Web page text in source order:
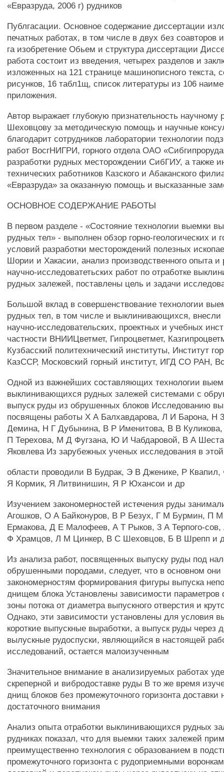
«Евразруда, 2006 г) рудников
Публгасации. Основное содержание диссертации
печатных работах, в том числе в двух без соавторов
га изобретение Обьем и структура диссертации
работа состоит из введения, четырех разделов и
изложенных на 121 странице машинописного текста,
рисунков, 16 табл1щ, список литературы из 106
приложения.
Автор выражает глубокую признательность
Шеховцову за методическую помощь и научные
благодарит сотрудников лаборатории технологии
работ ВосгНИГРИ, горного отдела ОАО
разработки рудных месторождении СибГИУ, а также
технических работников Казского и Абаканского
«Евразруда» за оказанную помощь и высказанные
ОСНОВНОЕ СОДЕРЖАНИЕ РАБОТЫ
В первом разделе - «Состояние технологии выемки
рудных тел» - выполнен обзор горно-геологических и
условий разработки месторождений полезных
Шории и Хакасии, анализ производственного опыта и
научно-исследоватетьских работ по отработке
рудных залежей, поставлены цель и задачи
Большой вклад в совершенствование технологии
рудных тел, в том числе и выклинивающихся, внесли
научно-исследовательских, проектных и учебных
частности ВНИИЦветмет, Гипроцветмет,
Кузбасский политехнический институты, Институт
КазССР, Московский горный институт, ИГД СО РАН,
Одной из важнейших составляющих технологии
выклинивающихся рудных залежей системами с
выпуск руды из обрушенных блоков Исследованию
посвящены работы X А Балхавдарова, Л И Барона, Н
Демина, Н Г Дубынина, В Р Именитова, В В
П Терехова, М Д Фугзана, Ю И Чабдаровой, В А
Яковлева Из зарубежных ученых исследования в этой
области проводили В Будрак, Э В Дженике, Р
Я Кормик, Я Литвинишин, Я Р Юхансои и др
Изучением закономерностей истечения руды
Агошков, О А Байконуров, В Р Безух, Г М Бурмин, П
Ермакова, Д Е Малофеев, А Т Рыков, 3 А Терпого-
Ф Храмцов, Л М Цинкер, В С Шеховцов, Б В Шрепп и
Из анализа работ, посвященных выпуску руды под
обрушенными породами, следует, что в основном
закономерностям формирования фигуры выпуска
днищем блока Установлены зависимости
зоны потока от диаметра выпускного отверстия и
Однако, эти зависимости установлены для условия
короткие выпускные выработки, а выпуск руды через
вылускные рудоспуски, являющийся в настоящей
исследований, остается малоизученным
Значительное внимание в анализируемых работах
скреперной и вибродоставке руды В то же время
днищ блоков без промежуточного горизонта доставки
достаточного внимания
Анализ опыта отработки выклинивающихся рудных
рудниках показал, что для выемки таких залежей
преимущественно технология с образованием в
промежуточного горизонта с рудоприемными